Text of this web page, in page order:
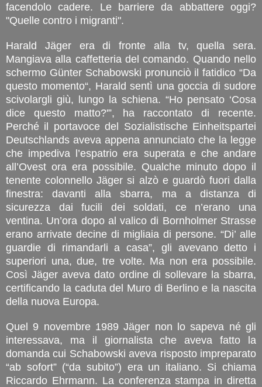
facendolo cadere. Le barriere da abbattere oggi?
"Quelle contro i migranti".
Harald Jäger era di fronte alla tv, quella sera.
Mangiava alla caffetteria del comando. Quando nello
schermo Günter Schabowski pronunciò il fatidico “Da
questo momento“, Harald sentì una goccia di sudore
scivolargli giù, lungo la schiena. “Ho pensato ‘Cosa
dice questo matto?'”, ha raccontato di recente.
Perché il portavoce del Sozialistische Einheitspartei
Deutschlands aveva appena annunciato che la legge
che impediva l’espatrio era superata e che andare
all’Ovest ora era possibile. Qualche minuto dopo il
tenente colonnello Jäger si alzò e guardò fuori dalla
finestra: davanti alla sbarra, ma a distanza di
sicurezza dai fucili dei soldati, ce n’erano una
ventina. Un’ora dopo al valico di Bornholmer Strasse
erano arrivate decine di migliaia di persone. “Di’ alle
guardie di rimandarli a casa”, gli avevano detto i
superiori una, due, tre volte. Ma non era possibile.
Così Jäger aveva dato ordine di sollevare la sbarra,
certificando la caduta del Muro di Berlino e la nascita
della nuova Europa.
Quel 9 novembre 1989 Jäger non lo sapeva né gli
interessava, ma il giornalista che aveva fatto la
domanda cui Schabowski aveva risposto impreparato
“ab sofort” (“da subito”) era un italiano. Si chiama
Riccardo Ehrmann. La conferenza stampa in diretta